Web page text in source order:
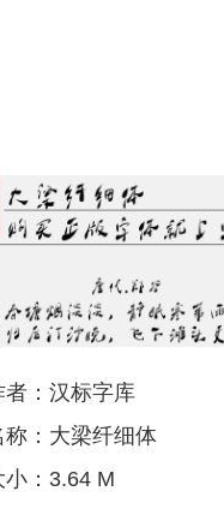
者：汉标字库
称：大梁纤细体
小：3.64 M